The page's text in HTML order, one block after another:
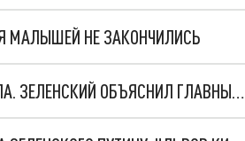
МАЛЫШЕЙ НЕ ЗАКОНЧИЛИСЬ
"МЫ ВАС ЗАСТАВИМ": ЖУТКИЕ ДЕТАЛИ ОХОТЫ НА ГЕНЕРАЛА. ЗЕЛЕНСКИЙ ОБЪЯСНИЛ ГЛАВНЫЙ СМЫСЛ ТЕРАКТА В ЦЕНТРЕ МОСКВЫ